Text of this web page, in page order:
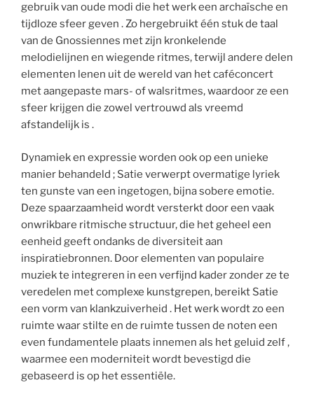
gebruik van oude modi die het werk een archaïsche en
tijdloze sfeer geven . Zo hergebruikt één stuk de taal
van de Gnossiennes met zijn kronkelende
melodielijnen en wiegende ritmes, terwijl andere delen
elementen lenen uit de wereld van het caféconcert
met aangepaste mars- of walsritmes, waardoor ze een
sfeer krijgen die zowel vertrouwd als vreemd
afstandelijk is .
Dynamiek en expressie worden ook op een unieke
manier behandeld ; Satie verwerpt overmatige lyriek
ten gunste van een ingetogen, bijna sobere emotie.
Deze spaarzaamheid wordt versterkt door een vaak
onwrikbare ritmische structuur, die het geheel een
eenheid geeft ondanks de diversiteit aan
inspiratiebronnen. Door elementen van populaire
muziek te integreren in een verfijnd kader zonder ze te
veredelen met complexe kunstgrepen, bereikt Satie
een vorm van klankzuiverheid . Het werk wordt zo een
ruimte waar stilte en de ruimte tussen de noten een
even fundamentele plaats innemen als het geluid zelf ,
waarmee een moderniteit wordt bevestigd die
gebaseerd is op het essentiële.